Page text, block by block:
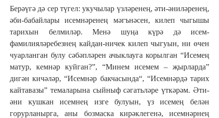
Берәүгә дә сер түгел: укучылар үзләренең, әти-әниләренең,
әби-бабайлары исемнәренең мәгънәсен, килеп чыгышы
тарихын белмиләр. Менә шуңа күрә дә исем-
фамилияләребезнең кайдан-ничек килеп чыгуын, ни өчен
чуарланган булу сәбәпләрен ачыклауга корылган “Исемең
матур, кемнәр куйган?”, “Минем исемем – җырларда”
дигән кичәләр, “Исемнәр бакчасында“, “Исемнәрдә тарих
кайтавазы” темаларына сыйныф сәгатьләре үткәрәм. Әти-
әни кушкан исемнең изге булуын, үз исемең белән
горурланырга, аны бозмаска кирәклегенә, исемнәрнең